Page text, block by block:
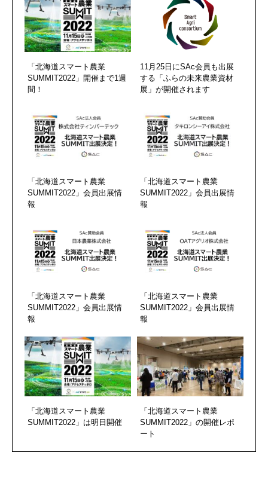
「北海道スマート農業
SUMMIT2022」開催まで1週
間！
11月25日にSAc会員も出展
する「ふらの未来農業資材
展」が開催されます
「北海道スマート農業
SUMMIT2022」会員出展情
報
「北海道スマート農業
SUMMIT2022」会員出展情
報
「北海道スマート農業
SUMMIT2022」会員出展情
報
「北海道スマート農業
SUMMIT2022」会員出展情
報
「北海道スマート農業
SUMMIT2022」は明日開催
「北海道スマート農業
SUMMIT2022」の開催レポ
ート